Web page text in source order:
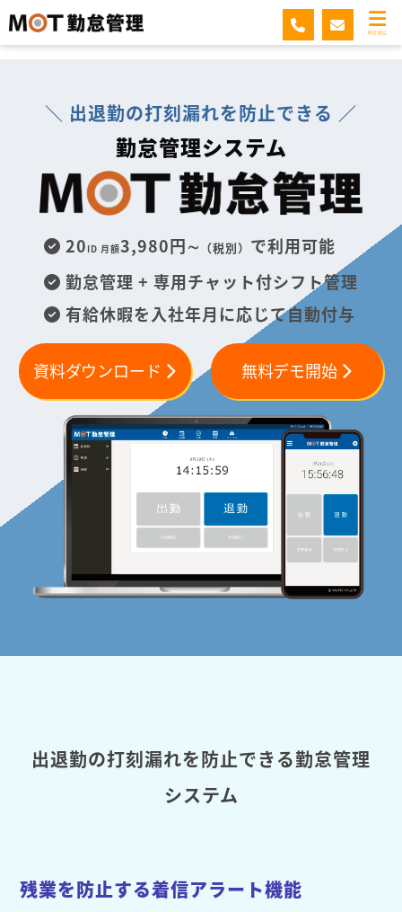
MENU
MOT勤怠管理
＼ 出退勤の打刻漏れを防止できる ／
勤怠管理システム
20 ID 月額3,980円∼ （税別） で利用可能
勤怠管理 + 専用チャット付シフト管理
有給休暇を入社年月に応じて自動付与
資料ダウンロード 無料デモ開始
出退勤の打刻漏れを防止できる勤怠管理
システム
残業を防止する着信アラート機能